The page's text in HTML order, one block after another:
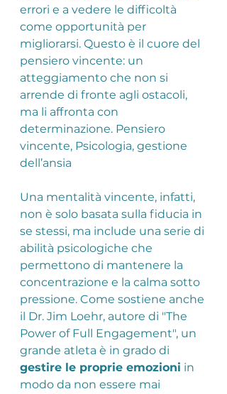
errori e a vedere le difficoltà
come opportunità per
migliorarsi. Questo è il cuore del
pensiero vincente: un
atteggiamento che non si
arrende di fronte agli ostacoli,
ma li affronta con
determinazione. Pensiero
vincente, Psicologia, gestione
dell’ansia
Una mentalità vincente, infatti,
non è solo basata sulla fiducia in
se stessi, ma include una serie di
abilità psicologiche che
permettono di mantenere la
concentrazione e la calma sotto
pressione. Come sostiene anche
il Dr. Jim Loehr, autore di "The
Power of Full Engagement", un
grande atleta è in grado di
gestire le proprie emozioni in
modo da non essere mai